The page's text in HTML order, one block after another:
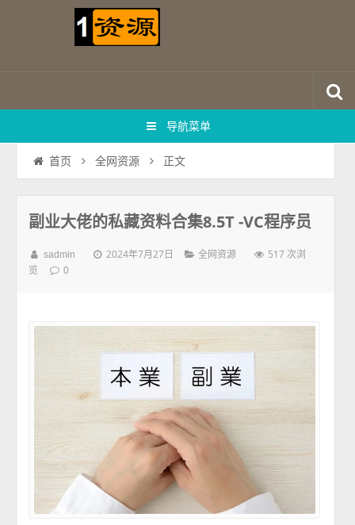
导航菜单
首页 全网资源 正文
副业大佬的私藏资料合集8.5T -VC程序员
sadmin 2024年7月27日 全网资源
517 次浏
览
0